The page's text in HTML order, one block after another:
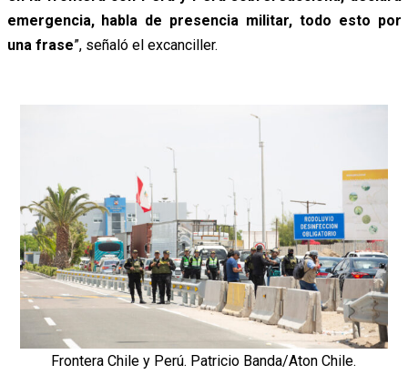
emergencia, habla de presencia militar, todo esto por
una frase”, señaló el excanciller.
Frontera Chile y Perú. Patricio Banda/Aton Chile.